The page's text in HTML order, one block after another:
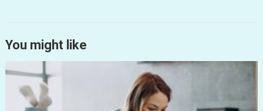
You might like